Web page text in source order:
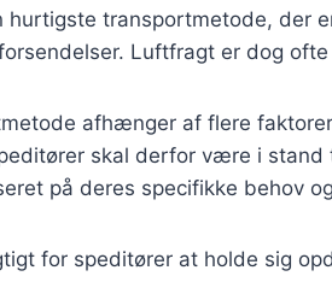
hurtigste transportmetode, der
Luftfragt er dog
afhænger af flere
skal derfor være i
på deres specifikke behov
for speditører at holde sig